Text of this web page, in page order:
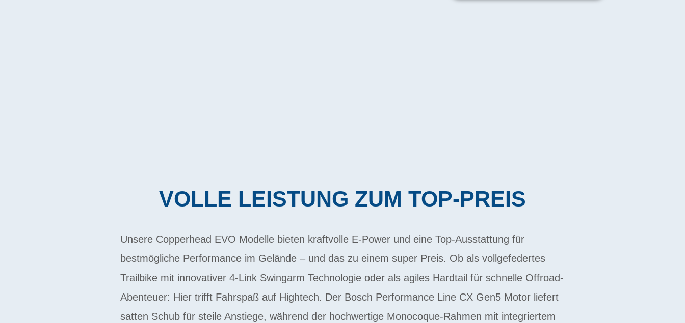
VOLLE LEISTUNG ZUM TOP-PREIS
Unsere Copperhead EVO Modelle bieten kraftvolle E-Power und eine Top-Ausstattung für
bestmögliche Performance im Gelände – und das zu einem super Preis. Ob als vollgefedertes
Trailbike mit innovativer 4-Link Swingarm Technologie oder als agiles Hardtail für schnelle Offroad-
Abenteuer: Hier trifft Fahrspaß auf Hightech. Der Bosch Performance Line CX Gen5 Motor liefert
satten Schub für steile Anstiege, während der hochwertige Monocoque-Rahmen mit integriertem